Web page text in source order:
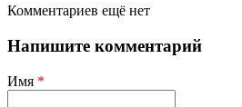
Комментариев ещё нет
Напишите комментарий
Имя *